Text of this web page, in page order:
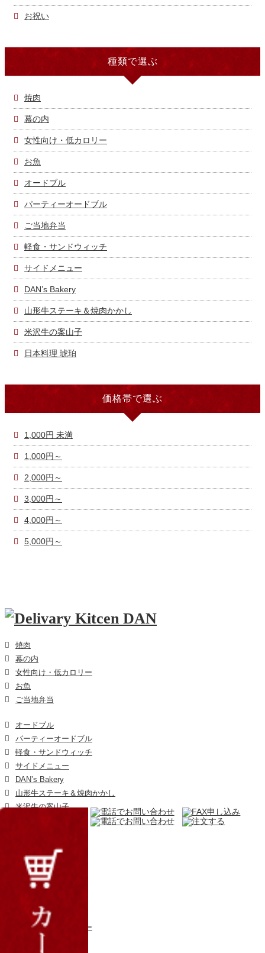
お祝い
種類で選ぶ
焼肉
幕の内
女性向け・低カロリー
お魚
オードブル
パーティーオードブル
ご当地弁当
軽食・サンドウィッチ
サイドメニュー
DAN’s Bakery
山形牛ステーキ＆焼肉かかし
米沢牛の案山子
日本料理 琥珀
価格帯で選ぶ
1,000円 未満
1,000円～
2,000円～
3,000円～
4,000円～
5,000円～
焼肉
幕の内
女性向け・低カロリー
お魚
ご当地弁当
オードブル
パーティーオードブル
軽食・サンドウィッチ
サイドメニュー
DAN’s Bakery
山形牛ステーキ＆焼肉かかし
米沢牛の案山子
商品一覧
ご注文方法
宅配エリアと流れ
お問い合わせ
プライバシーポリシー